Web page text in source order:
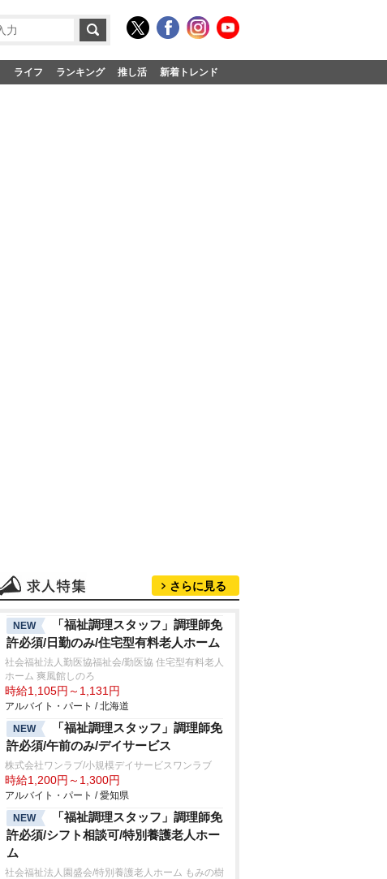
ライフ ランキング 推し活 新着トレンド
さらに見る
NEW
「福祉調理スタッフ」調理師免
許必須/日勤のみ/住宅型有料老人ホーム
社会福祉法人勤医協福祉会/勤医協 住宅型有料老人
ホーム 爽風館しのろ
時給1,105円～1,131円
アルバイト・パート / 北海道
NEW
「福祉調理スタッフ」調理師免
許必須/午前のみ/デイサービス
株式会社ワンラブ/小規模デイサービスワンラブ
時給1,200円～1,300円
アルバイト・パート / 愛知県
NEW
「福祉調理スタッフ」調理師免
許必須/シフト相談可/特別養護老人ホー
ム
社会福祉法人園盛会/特別養護老人ホーム もみの樹